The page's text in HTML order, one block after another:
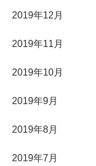
2019年12月
2019年11月
2019年10月
2019年9月
2019年8月
2019年7月